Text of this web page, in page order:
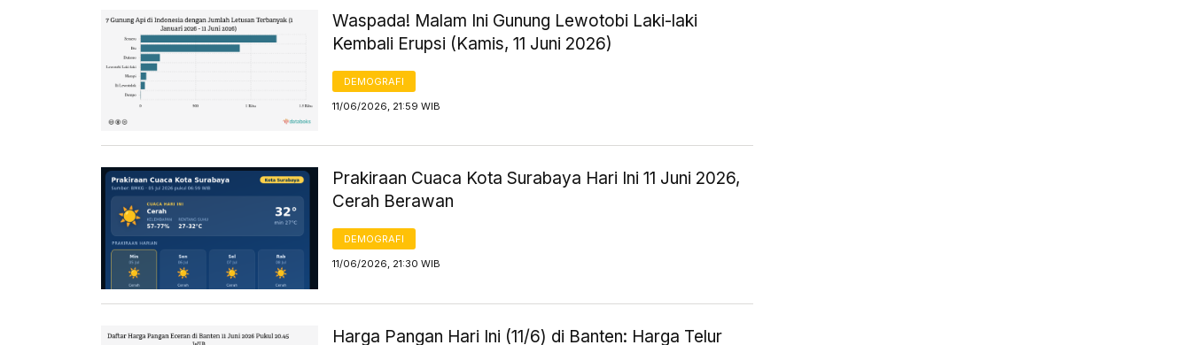
Waspada! Malam Ini Gunung Lewotobi Laki-laki
Kembali Erupsi (Kamis, 11 Juni 2026)
DEMOGRAFI
11/06/2026, 21:59 WIB
Prakiraan Cuaca Kota Surabaya Hari Ini 11 Juni 2026,
Cerah Berawan
DEMOGRAFI
11/06/2026, 21:30 WIB
Harga Pangan Hari Ini (11/6) di Banten: Harga Telur